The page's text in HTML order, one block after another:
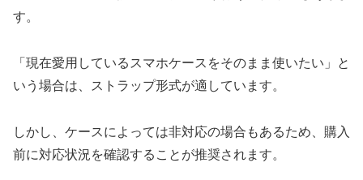
す。
「現在愛用しているスマホケースをそのまま使いたい」と
いう場合は、ストラップ形式が適しています。
しかし、ケースによっては非対応の場合もあるため、購入
前に対応状況を確認することが推奨されます。